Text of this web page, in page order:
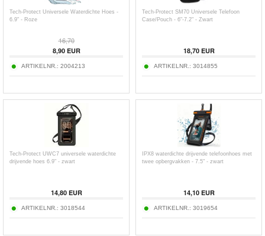
Tech-Protect Universele Waterdichte Hoes -
6.9" - Roze
16,70
8,90EUR
ARTIKELNR.: 2004213
Tech-Protect SM70 Universele Telefoon
Case/Pouch - 6"-7.2" - Zwart
18,70EUR
ARTIKELNR.: 3014855
Tech-Protect UWC7 universele waterdichte
drijvende hoes 6.9" - zwart
14,80EUR
ARTIKELNR.: 3018544
IPX8 waterdichte drijvende telefoonhoes met
twee opbergvakken - 7.5" - zwart
14,10EUR
ARTIKELNR.: 3019654